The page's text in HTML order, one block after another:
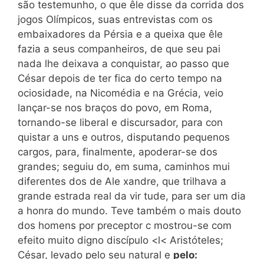
são testemunho, o que êle disse da corrida dos
jogos Olímpicos, suas entrevistas com os
embaixadores da Pérsia e a queixa que êle
fazia a seus companheiros, de que seu pai
nada lhe deixava a conquistar, ao passo que
César depois de ter fica do certo tempo na
ociosidade, na Nicomédia e na Grécia, veio
lançar-se nos braços do povo, em Roma,
tornando-se liberal e discursador, para con
quistar a uns e outros, disputando pequenos
cargos, para, finalmente, apoderar-se dos
grandes; seguiu do, em suma, caminhos mui
diferentes dos de Ale xandre, que trilhava a
grande estrada real da vir tude, para ser um dia
a honra do mundo. Teve também o mais douto
dos homens por preceptor c mostrou-se com
efeito muito digno discípulo <l< Aristóteles;
César, levado pelo seu natural e pelo: